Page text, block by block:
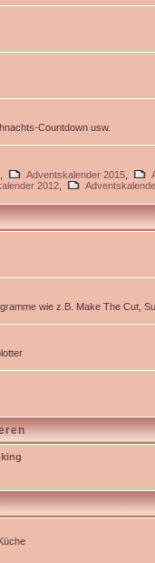
Countdown usw.
Adventskalender 2015
2012
wie z.B. Make The Cut,